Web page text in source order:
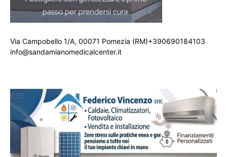
Via Campobello 1/A, 00071 Pomezia (RM)+390690184103
info@sandamianomedicalcenter.it